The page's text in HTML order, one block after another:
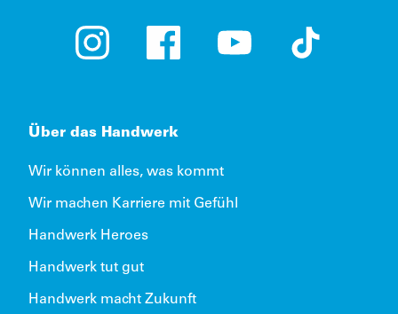
Instagram (öffnet in neuem Tab)
Facebook (öffnet in neuem Tab)
YouTube (öffnet in
TikTok
Über das Handwerk
Wir können alles, was kommt
Wir machen Karriere mit Gefühl
Handwerk Heroes
Handwerk tut gut
Handwerk macht Zukunft